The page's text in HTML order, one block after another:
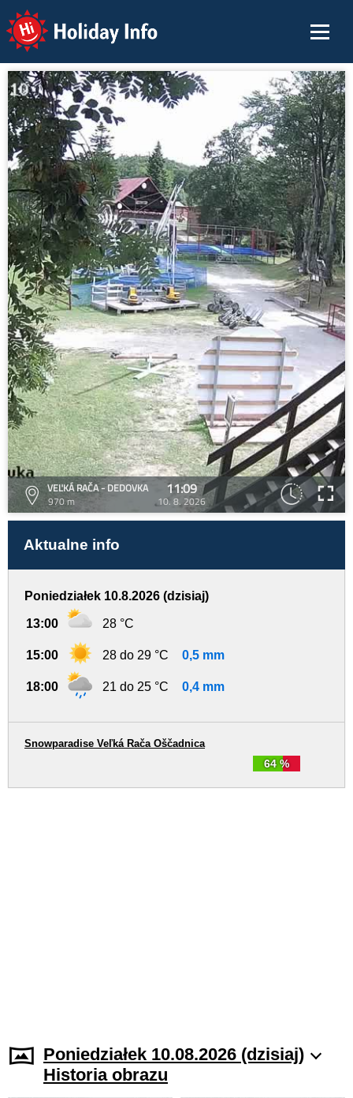
Holiday Info
VEĽKÁ RAČA - DEDOVKA
970 m
11:09
10. 8. 2026
Aktualne info
Poniedziałek 10.8.2026 (dzisiaj)
13:00 28 °C
15:00 28 do 29 °C 0,5 mm
18:00 21 do 25 °C 0,4 mm
64 %
Snowparadise Veľká Rača Oščadnica
Poniedziałek 10.08.2026 (dzisiaj)
Historia obrazu